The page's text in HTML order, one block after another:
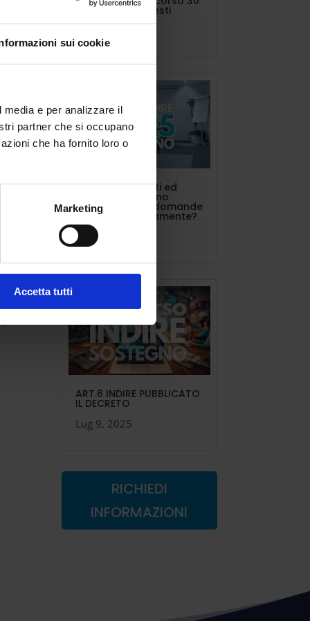
sui cookie
e per analizzare il
partner che si occupano
che ha fornito loro o
Marketing
Accetta tutti
→
CFU vanno richiesti
INDIRE triennalisti ed
estero. Si possono
presentare più domande
contemporaneamente?
Lug 10, 2025
ART.6 INDIRE PUBBLICATO
IL DECRETO
Lug 9, 2025
RICHIEDI
INFORMAZIONI